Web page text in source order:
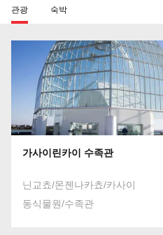
관광 숙박
가사이린카이 수족관
닌교쵸/몬젠나카쵸/카사이
동식물원/수족관